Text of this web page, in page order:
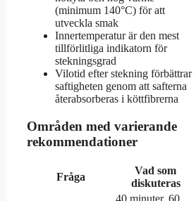
(minimum 140°C) för att
utveckla smak
Innertemperatur är den mest
tillförlitliga indikatorn för
stekningsgrad
Vilotid efter stekning förbättrar
saftigheten genom att safterna
återabsorberas i köttfibrerna
Områden med varierande
rekommendationer
Fråga
Vad som
diskuteras